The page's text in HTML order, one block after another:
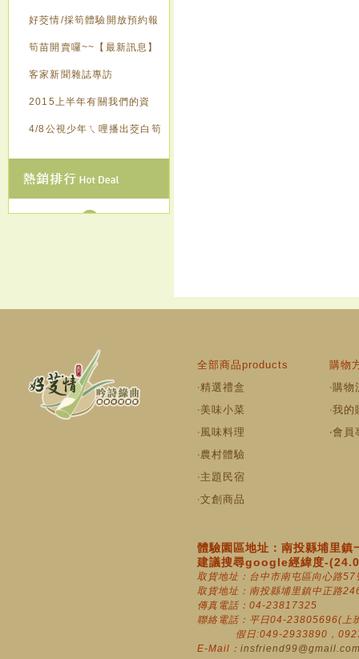
好茭情/採筍體驗開放預約報
名囉~~【最新訊息】
筍苗開賣囉~~【最新訊息】
客家新聞雜誌專訪
2015上半年有關我們的資
訊，歡迎來點閱~~~
4/8公視少年ㄟ哩播出茭白筍
創意造紙
全部商品products
購物
‧精選禮盒
‧美味小菜
‧風味料理
‧農村體驗
‧主題民宿
‧文創商品
‧購物
‧我的
‧會員
體驗園區地址：南投縣埔里
建議搜尋google經緯度-
取貨地址：台中市南屯區向心路57
取貨地址：南投縣埔里鎮中正路
傳真電話：04-23817325
聯絡電話：平日04-23805696(
假日:049-2933890，0923-
E-Mail：